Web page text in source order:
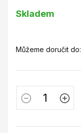
cena:
Skladem
Můžeme doručit do: